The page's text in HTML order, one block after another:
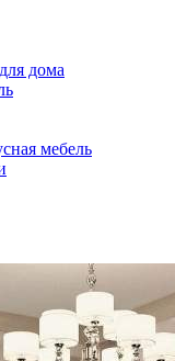
дома
мебель